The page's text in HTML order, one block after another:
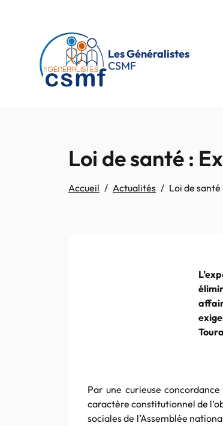
Les Généralistes
CSMF
Loi de santé :
Accueil Actualités Loi de
Par une curieuse
caractère constitutionnel de
sociales de l’Assemblée